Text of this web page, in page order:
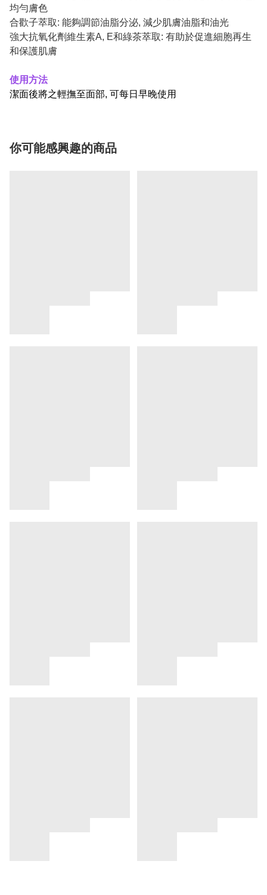
均勻膚色
合歡子萃取: 能夠調節油脂分泌, 減少肌膚油脂和油光
強大抗氧化劑維生素A, E和綠茶萃取: 有助於促進細胞再生
和保護肌膚
使用方法
潔面後將之輕撫至面部, 可每日早晚使用
你可能感興趣的商品